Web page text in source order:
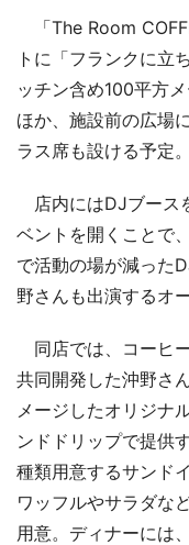
「The Room
トに「フランクに立
ッチン含め100平方
ほか、施設前の広場
ラス席も設ける予定。
店内にはDJブース
ベントを開くことで
で活動の場が減った
野さんも出演するオ
同店では、コーヒ
共同開発した沖野さ
メージしたオリジナ
ンドドリップで提供
種類用意するサンド
ワッフルやサラダな
用意。ディナーには